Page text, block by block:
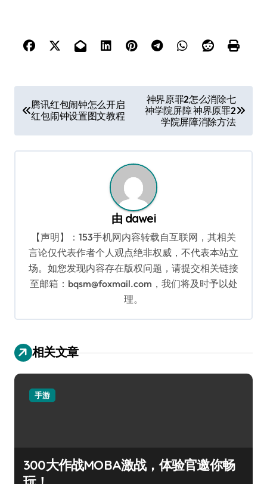
章
导
航
腾讯红包闹钟怎么开启
红包闹钟设置图文教程
神界原罪2怎么消除七
神学院屏障 神界原罪2
学院屏障消除方法
由 dawei
【声明】：153手机网内容转载自互联网，其相关
言论仅代表作者个人观点绝非权威，不代表本站立
场。如您发现内容存在版权问题，请提交相关链接
至邮箱：bqsm@foxmail.com，我们将及时予以处
理。
相关文章
手游
300大作战MOBA激战，体验官邀你畅